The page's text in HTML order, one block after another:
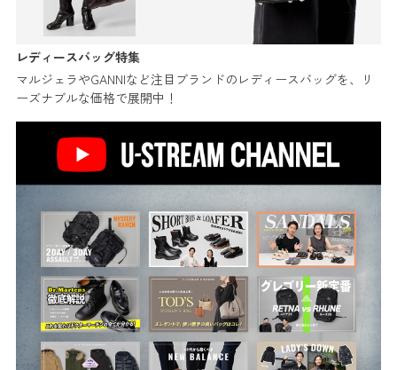
レディースバッグ特集
マルジェラやGANNIなど注目ブランドのレディースバッグを、リ
ーズナブルな価格で展開中！